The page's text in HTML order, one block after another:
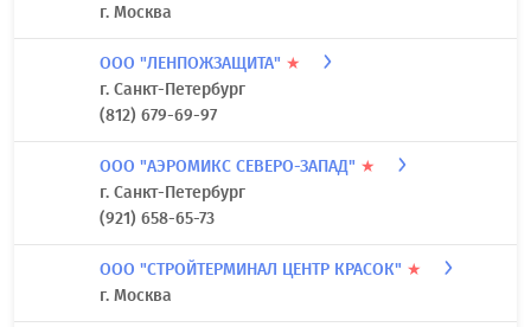
г. Москва
ООО "ЛЕНПОЖЗАЩИТА" ★
г. Санкт-Петербург
(812) 679-69-97
ООО "АЭРОМИКС СЕВЕРО-ЗАПАД" ★
г. Санкт-Петербург
(921) 658-65-73
ООО "СТРОЙТЕРМИНАЛ ЦЕНТР КРАСОК" ★
г. Москва